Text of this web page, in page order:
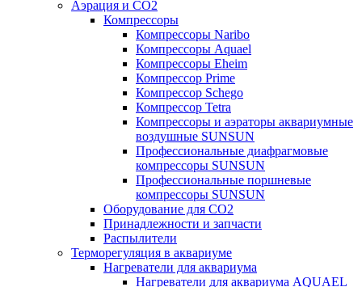
Аэрация и CO2
Компрессоры
Компрессоры Naribo
Компрессоры Aquael
Компрессоры Eheim
Компрессор Prime
Компрессор Schego
Компрессор Tetra
Компрессоры и аэраторы аквариумные
воздушные SUNSUN
Профессиональные диафрагмовые
компрессоры SUNSUN
Профессиональные поршневые
компрессоры SUNSUN
Оборудование для CO2
Принадлежности и запчасти
Распылители
Терморегуляция в аквариуме
Нагреватели для аквариума
Нагреватели для аквариума AQUAEL